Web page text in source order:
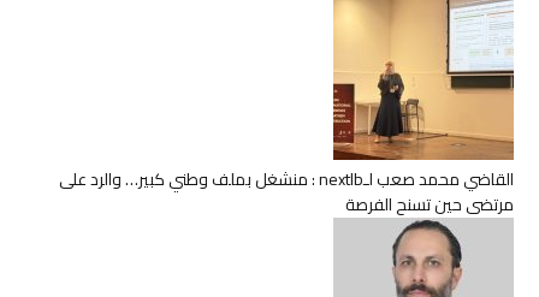
القاضي محمد صعب لـnextlb : منشغل بملف وطني كبير… والرد على
مرتضى حين تسنح الفرصة